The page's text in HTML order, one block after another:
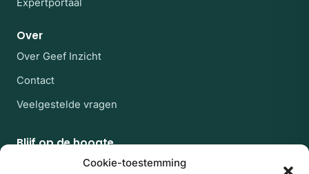
Cookie-toestemming
Expertportaal
Over
Over Geef Inzicht
Contact
Veelgestelde vragen
Blijf op de hoogte
Af en toe een rustige mail met nieuwe experts en